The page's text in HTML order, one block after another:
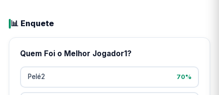
📊 Enquete
Quem Foi o Melhor Jogador1?
Pelé2 70%